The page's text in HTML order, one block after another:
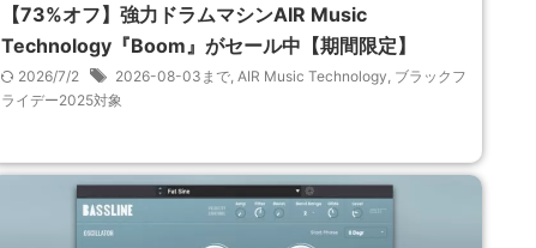
【73%オフ】強力ドラムマシンAIR Music
Technology『Boom』がセール中【期間限定】
2026/7/2 2026-08-03まで, AIR Music Technology ブラックフ
ライデー2025対象